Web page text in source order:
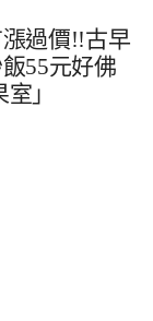
過價!!古早
55元好佛
」